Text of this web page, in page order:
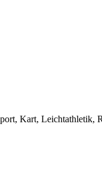
Kart, Leichtathletik,